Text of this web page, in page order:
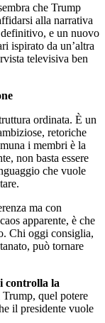
che Trump
alla narrativa
e un nuovo
ispirato da un’altra
televisiva ben
ordinata. È un
retoriche
i membri è la
non basta essere
che vuole
ma con
apparente, è che
Chi oggi consiglia,
può tornare
controlla la
quel potere
il presidente vuole